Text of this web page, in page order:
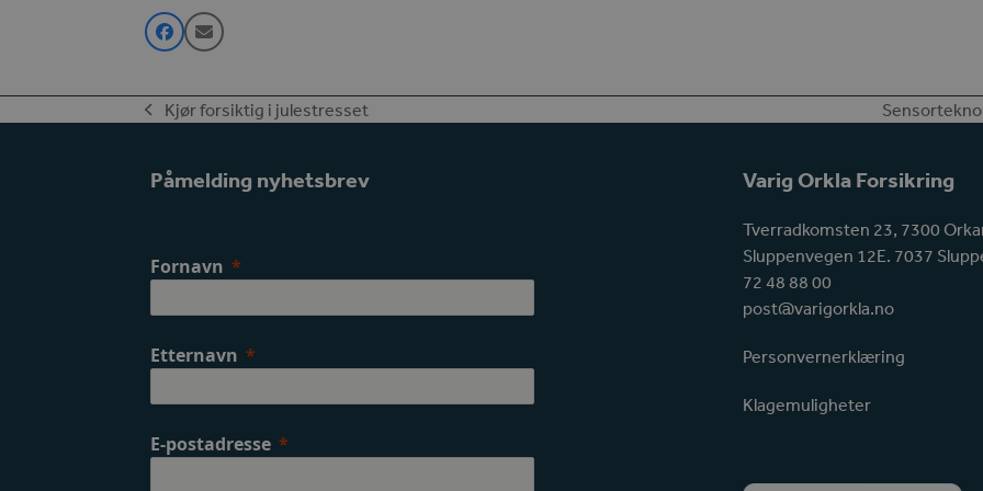
previous
Kjør forsiktig i julestresset
next
Påmelding nyhetsbrev
Fornavn
Etternavn
E-postadresse
Varig Orkla Forsikring
Tverradkomsten 23, 7300
Sluppenvegen 12E. 7037
72 48 88 00
post@varigorkla.no
Personvernerklæring
Klagemuligheter